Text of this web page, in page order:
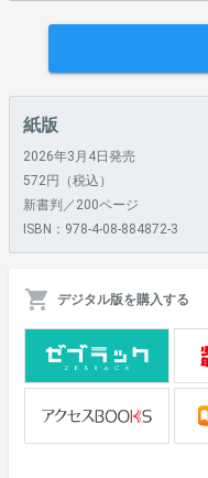
紙版
2026年3月4日発売
572円（税込）
新書判／200ページ
ISBN：978-4-08-884872-3
デジタル版を購入する